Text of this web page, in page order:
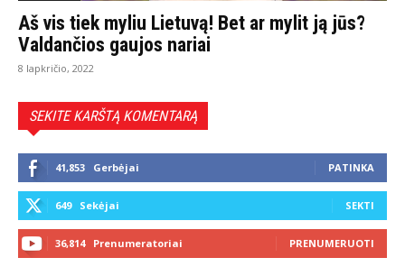
Aš vis tiek myliu Lietuvą! Bet ar mylit ją jūs?
Valdančios gaujos nariai
8 lapkričio, 2022
SEKITE KARŠTĄ KOMENTARĄ
41,853 Gerbėjai PATINKA
649 Sekėjai SEKTI
36,814 Prenumeratoriai PRENUMERUOTI